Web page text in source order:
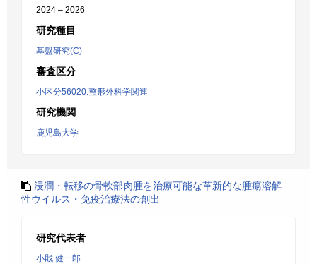
2024 – 2026
研究種目
基盤研究(C)
審査区分
小区分56020:整形外科学関連
研究機関
鹿児島大学
浸潤・転移の骨軟部肉腫を治療可能な革新的な腫瘍溶解
性ウイルス・免疫治療法の創出
研究代表者
小戝 健一郎